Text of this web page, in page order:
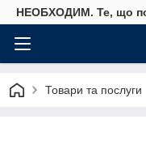
НЕОБХОДИМ. Те, що
Товари та послуги